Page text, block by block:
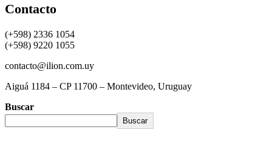
Contacto
(+598) 2336 1054
(+598) 9220 1055
contacto@ilion.com.uy
Aiguá 1184 – CP 11700 – Montevideo, Uruguay
Buscar
Buscar